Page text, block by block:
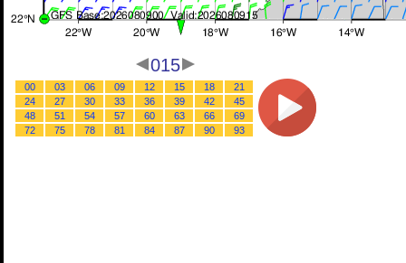
015
00 03 06 09 12 15 18
21
24
27 30 33 36 39 42
45
48
51 54 57 60 63 66
69
72
75 78 81 84 87 90 93